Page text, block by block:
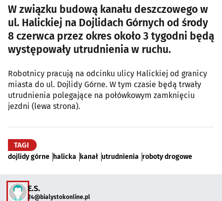
W związku budową kanału deszczowego w
ul. Halickiej na Dojlidach Górnych od środy
8 czerwca przez okres około 3 tygodni będą
występowały utrudnienia w ruchu.
Robotnicy pracują na odcinku ulicy Halickiej od granicy
miasta do ul. Dojlidy Górne. W tym czasie będą trwały
utrudnienia polegające na połówkowym zamknięciu
jezdni (lewa strona).
TAGI
dojlidy górne halicka kanał utrudnienia roboty drogowe
E.S.
24@bialystokonline.pl